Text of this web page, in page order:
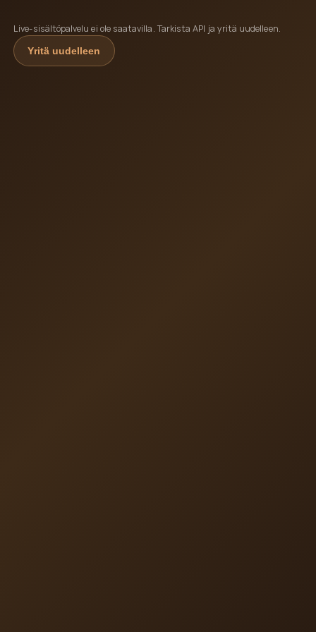
Live-sisältöpalvelu ei ole saatavilla. Tarkista API ja yritä uudelleen.
Yritä uudelleen